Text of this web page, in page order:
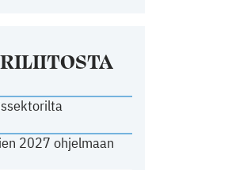
2027 ohjelmaan